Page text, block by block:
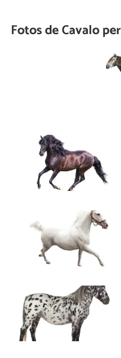
Fotos de Cavalo